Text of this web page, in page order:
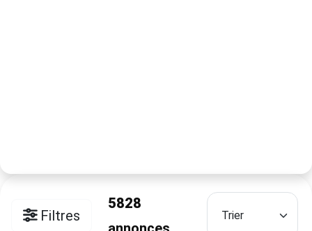
Filtres
5828